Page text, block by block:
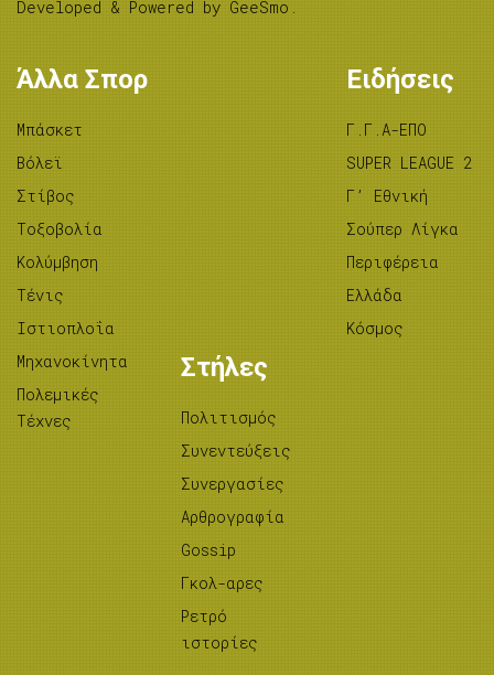
Developed & Powered by GeeSmo .
Άλλα Σπορ
Μπάσκετ
Βόλεϊ
Στίβος
Tοξοβολία
Κολύμβηση
Τένις
Ιστιοπλοΐα
Μηχανοκίνητα
Πολεμικές
Τέχνες
Ειδήσεις
Γ.Γ.Α-ΕΠΟ
SUPER LEAGUE 2
Γ’ Εθνική
Σούπερ Λίγκα
Περιφέρεια
Ελλάδα
Κόσμος
Στήλες
Πολιτισμός
Συνεντεύξεις
Συνεργασίες
Αρθρογραφία
Gossip
Γκολ-αρες
Ρετρό
ιστορίες